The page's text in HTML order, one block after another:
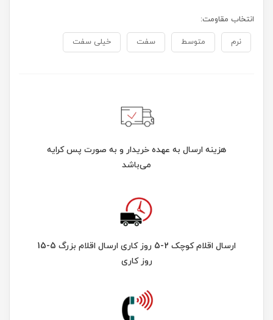
انتخاب مقاومت:
نرم متوسط سفت خیلی سفت
هزینه ارسال به عهده خریدار و به صورت پس کرایه
می‌باشد
ارسال اقلام کوچک 2-5 روز کاری ارسال اقلام بزرگ 5-15
روز کاری